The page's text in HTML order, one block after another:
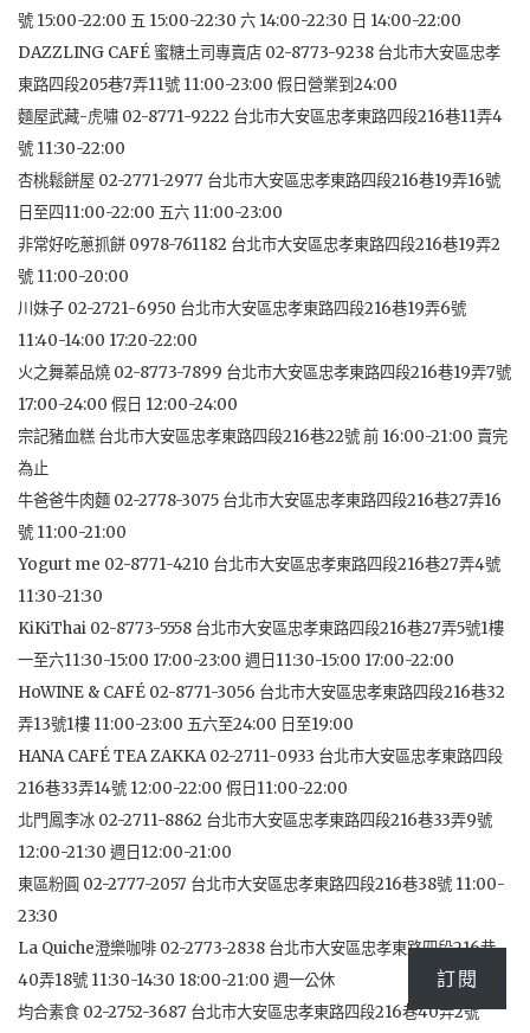
號 15:00-22:00 五 15:00-22:30 六 14:00-22:30 日 14:00-22:00
DAZZLING CAFÉ 蜜糖土司專賣店 02-8773-9238 台北市大安區忠孝
東路四段205巷7弄11號 11:00-23:00 假日營業到24:00
麵屋武藏-虎嘯 02-8771-9222 台北市大安區忠孝東路四段216巷11弄4
號 11:30-22:00
杏桃鬆餅屋 02-2771-2977 台北市大安區忠孝東路四段216巷19弄16號
日至四11:00-22:00 五六 11:00-23:00
非常好吃蔥抓餅 0978-761182 台北市大安區忠孝東路四段216巷19弄2
號 11:00-20:00
川妹子 02-2721-6950 台北市大安區忠孝東路四段216巷19弄6號
11:40-14:00 17:20-22:00
火之舞蓁品燒 02-8773-7899 台北市大安區忠孝東路四段216巷19弄7號
17:00-24:00 假日 12:00-24:00
宗記豬血糕 台北市大安區忠孝東路四段216巷22號 前 16:00-21:00 賣完
為止
牛爸爸牛肉麵 02-2778-3075 台北市大安區忠孝東路四段216巷27弄16
號 11:00-21:00
Yogurt me 02-8771-4210 台北市大安區忠孝東路四段216巷27弄4號
11:30-21:30
KiKiThai 02-8773-5558 台北市大安區忠孝東路四段216巷27弄5號1樓
一至六11:30-15:00 17:00-23:00 週日11:30-15:00 17:00-22:00
HoWINE & CAFÉ 02-8771-3056 台北市大安區忠孝東路四段216巷32
弄13號1樓 11:00-23:00 五六至24:00 日至19:00
HANA CAFÉ TEA ZAKKA 02-2711-0933 台北市大安區忠孝東路四段
216巷33弄14號 12:00-22:00 假日11:00-22:00
北門鳳李冰 02-2711-8862 台北市大安區忠孝東路四段216巷33弄9號
12:00-21:30 週日12:00-21:00
東區粉圓 02-2777-2057 台北市大安區忠孝東路四段216巷38號 11:00-
23:30
La Quiche澄樂咖啡 02-2773-2838 台北市大安區忠孝東路四段216巷
40弄18號 11:30-14:30 18:00-21:00 週一公休
均合素食 02-2752-3687 台北市大安區忠孝東路四段216巷40弄2號
訂閱